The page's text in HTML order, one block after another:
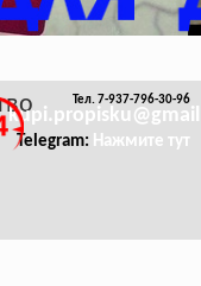
Тел. 7-937-796-30-96
Telegram: Нажмите тут